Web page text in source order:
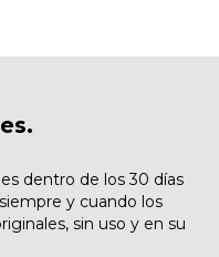
dentro de los 30 días
y cuando los
sin uso y en su